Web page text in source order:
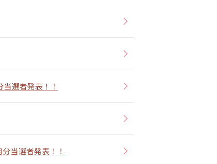
選者発表！！
当選者発表！！